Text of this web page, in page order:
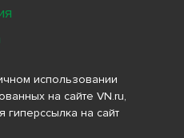
использовании
на сайте VN.ru,
гиперссылка на сайт